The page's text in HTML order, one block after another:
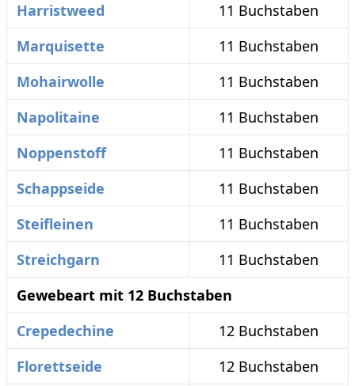
Harristweed
11 Buchstaben
Marquisette
11 Buchstaben
Mohairwolle
11 Buchstaben
Napolitaine
11 Buchstaben
Noppenstoff
11 Buchstaben
Schappseide
11 Buchstaben
Steifleinen
11 Buchstaben
Streichgarn
11 Buchstaben
Gewebeart mit 12 Buchstaben
Crepedechine
12 Buchstaben
Florettseide
12 Buchstaben